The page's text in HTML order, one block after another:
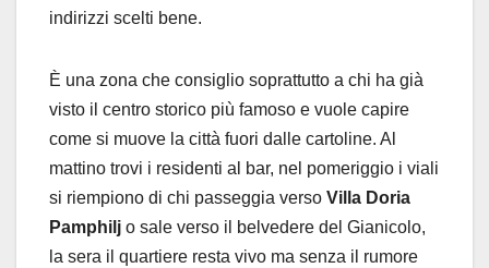
indirizzi scelti bene.
È una zona che consiglio soprattutto a chi ha già
visto il centro storico più famoso e vuole capire
come si muove la città fuori dalle cartoline. Al
mattino trovi i residenti al bar, nel pomeriggio i viali
si riempiono di chi passeggia verso Villa Doria
Pamphilj o sale verso il belvedere del Gianicolo,
la sera il quartiere resta vivo ma senza il rumore